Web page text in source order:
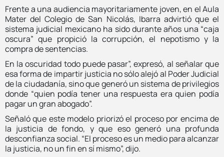
Frente a una audiencia mayoritariamente joven, en el Aula
Mater del Colegio de San Nicolás, Ibarra advirtió que el
sistema judicial mexicano ha sido durante años una “caja
oscura” que propició la corrupción, el nepotismo y la
compra de sentencias.
En la oscuridad todo puede pasar”, expresó, al señalar que
esa forma de impartir justicia no sólo alejó al Poder Judicial
de la ciudadanía, sino que generó un sistema de privilegios
donde “quien podía tener una respuesta era quien podía
pagar un gran abogado”.
Señaló que este modelo priorizó el proceso por encima de
la justicia de fondo, y que eso generó una profunda
desconfianza social. “El proceso es un medio para alcanzar
la justicia, no un fin en sí mismo”, dijo.